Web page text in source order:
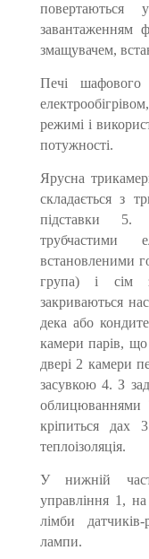
завантаженням
змащувачем,
Печі шафового
режимі і
потужності.
Ярусна
складається з
підставки 5.
трубчастими
встановленими
група) і сім
закриваються
дека або
камери парів,
двері 2 камери
засувкою 4. З
облицюваннями
кріпиться дах
теплоізоляція.
У нижній
управління 1,
лімби
лампи.